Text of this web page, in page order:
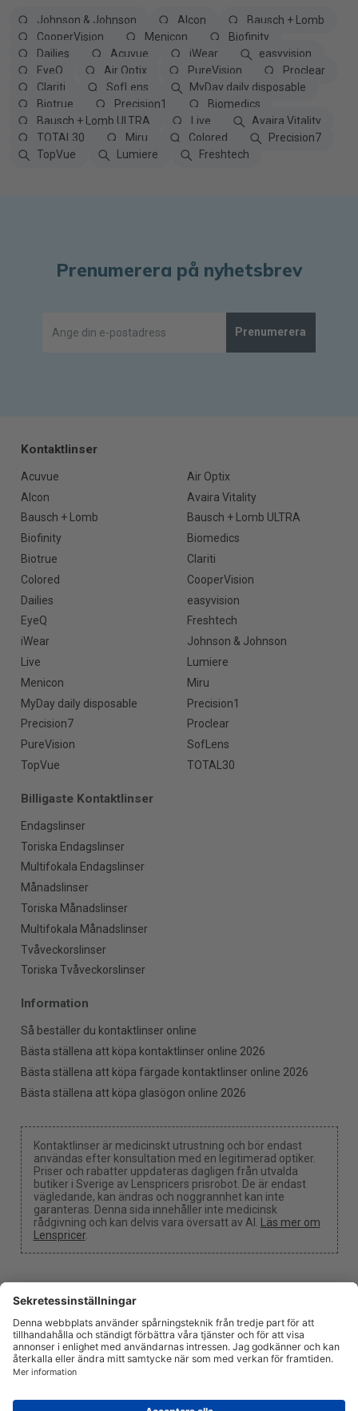
Johnson & Johnson Alcon
Bausch + Lomb
CooperVision
Menicon
Biofinity
Dailies
Acuvue iWear
easyvision
EyeQ
Air Optix PureVision
Proclear
Clariti
SofLens
MyDay daily disposable
Biotrue
Precision1
Biomedics
Bausch + Lomb ULTRA
Live
Avaira Vitality
TOTAL30
Miru Colored
Precision7
TopVue
Lumiere Freshtech
Prenumerera på nyhetsbrev
Prenumerera
Kontaktlinser
Acuvue
Air Optix
Alcon
Avaira Vitality
Bausch + Lomb
Bausch + Lomb ULTRA
Biofinity
Biomedics
Biotrue
Clariti
Colored
CooperVision
Dailies
easyvision
EyeQ
Freshtech
iWear
Johnson & Johnson
Live
Lumiere
Menicon
Miru
MyDay daily disposable
Precision1
Precision7
Proclear
PureVision
SofLens
TopVue
TOTAL30
Billigaste Kontaktlinser
Endagslinser
Toriska Endagslinser
Multifokala Endagslinser
Månadslinser
Toriska Månadslinser
Multifokala Månadslinser
Tvåveckorslinser
Toriska Tvåveckorslinser
Information
Så beställer du kontaktlinser online
Bästa ställena att köpa kontaktlinser online 2026
Bästa ställena att köpa färgade kontaktlinser online 2026
Bästa ställena att köpa glasögon online 2026
Kontaktlinser är medicinskt utrustning och bör endast
användas efter konsultation med en legitimerad optiker.
Priser och rabatter uppdateras dagligen från utvalda
butiker i Sverige av Lenspricers prisrobot. De är endast
vägledande, kan ändras och noggrannhet kan inte
garanteras. Denna sida innehåller inte medicinsk
rådgivning och kan delvis vara översatt av AI. Läs mer om
Lenspricer.
Cookie-inställningar
Vi kan få en provision om du använder en av våra länkar
Om ossNyheterInformationIntegritetspolicyJuridisk